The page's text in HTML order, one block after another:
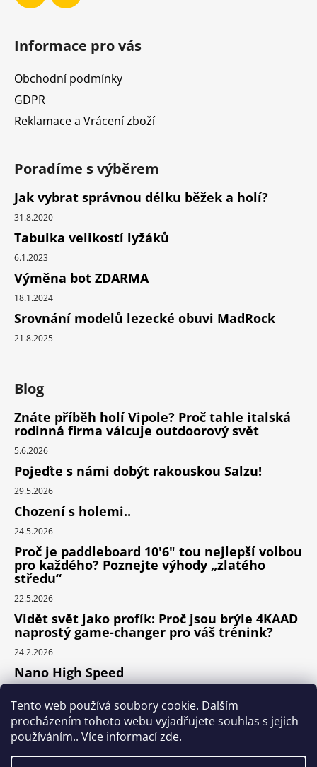
Tento web používá soubory cookie. Dalším
procházením tohoto webu vyjadřujete souhlas s jejich
používáním.. Více informacízde.
Informace pro vás
Obchodní podmínky
GDPR
Reklamace a Vrácení zboží
Poradíme s výběrem
Jak vybrat správnou délku běžek a holí?
31.8.2020
Tabulka velikostí lyžáků
6.1.2023
Výměna bot ZDARMA
18.1.2024
Srovnání modelů lezecké obuvi MadRock
21.8.2025
Blog
Znáte příběh holí Vipole? Proč tahle italská
rodinná firma válcuje outdoorový svět
5.6.2026
Pojeďte s námi dobýt rakouskou Salzu!
29.5.2026
Chození s holemi..
24.5.2026
Proč je paddleboard 10'6" tou nejlepší volbou
pro každého? Poznejte výhody „zlatého
středu“
22.5.2026
Vidět svět jako profík: Proč jsou brýle 4KAAD
naprostý game-changer pro váš trénink?
24.2.2026
Nano High Speed
Nejlepší cyklodoplňky v porovnání cena /
výkon